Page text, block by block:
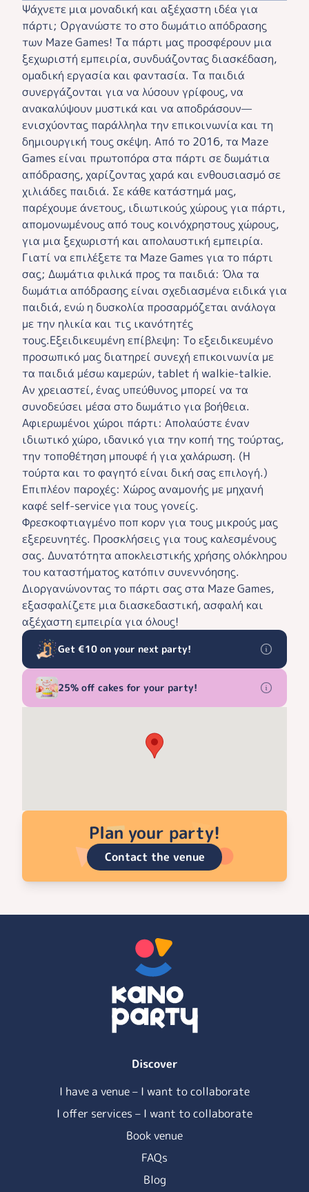
Ψάχνετε μια μοναδική και αξέχαστη ιδέα για
πάρτι; Οργανώστε το στο δωμάτιο απόδρασης
των Maze Games! Τα πάρτι μας προσφέρουν μια
ξεχωριστή εμπειρία, συνδυάζοντας διασκέδαση,
ομαδική εργασία και φαντασία. Τα παιδιά
συνεργάζονται για να λύσουν γρίφους, να
ανακαλύψουν μυστικά και να αποδράσουν—
ενισχύοντας παράλληλα την επικοινωνία και τη
δημιουργική τους σκέψη. Από το 2016, τα Maze
Games είναι πρωτοπόρα στα πάρτι σε δωμάτια
απόδρασης, χαρίζοντας χαρά και ενθουσιασμό σε
χιλιάδες παιδιά. Σε κάθε κατάστημά μας,
παρέχουμε άνετους, ιδιωτικούς χώρους για πάρτι,
απομονωμένους από τους κοινόχρηστους χώρους,
για μια ξεχωριστή και απολαυστική εμπειρία.
Γιατί να επιλέξετε τα Maze Games για το πάρτι
σας; Δωμάτια φιλικά προς τα παιδιά: Όλα τα
δωμάτια απόδρασης είναι σχεδιασμένα ειδικά για
παιδιά, ενώ η δυσκολία προσαρμόζεται ανάλογα
με την ηλικία και τις ικανότητές
τους.Εξειδικευμένη επίβλεψη: Το εξειδικευμένο
προσωπικό μας διατηρεί συνεχή επικοινωνία με
τα παιδιά μέσω καμερών, tablet ή walkie-talkie.
Αν χρειαστεί, ένας υπεύθυνος μπορεί να τα
συνοδεύσει μέσα στο δωμάτιο για βοήθεια.
Αφιερωμένοι χώροι πάρτι: Απολαύστε έναν
ιδιωτικό χώρο, ιδανικό για την κοπή της τούρτας,
την τοποθέτηση μπουφέ ή για χαλάρωση. (Η
τούρτα και το φαγητό είναι δική σας επιλογή.)
Επιπλέον παροχές: Χώρος αναμονής με μηχανή
καφέ self-service για τους γονείς.
Φρεσκοφτιαγμένο ποπ κορν για τους μικρούς μας
εξερευνητές. Προσκλήσεις για τους καλεσμένους
σας. Δυνατότητα αποκλειστικής χρήσης ολόκληρου
του καταστήματος κατόπιν συνεννόησης.
Διοργανώνοντας το πάρτι σας στα Maze Games,
εξασφαλίζετε μια διασκεδαστική, ασφαλή και
αξέχαστη εμπειρία για όλους!
Get €10 on your next party!
25% off cakes for your party!
Plan your party!
Contact the venue
Discover
I have a venue – I want to collaborate
I offer services – I want to collaborate
Book venue
FAQs
Blog